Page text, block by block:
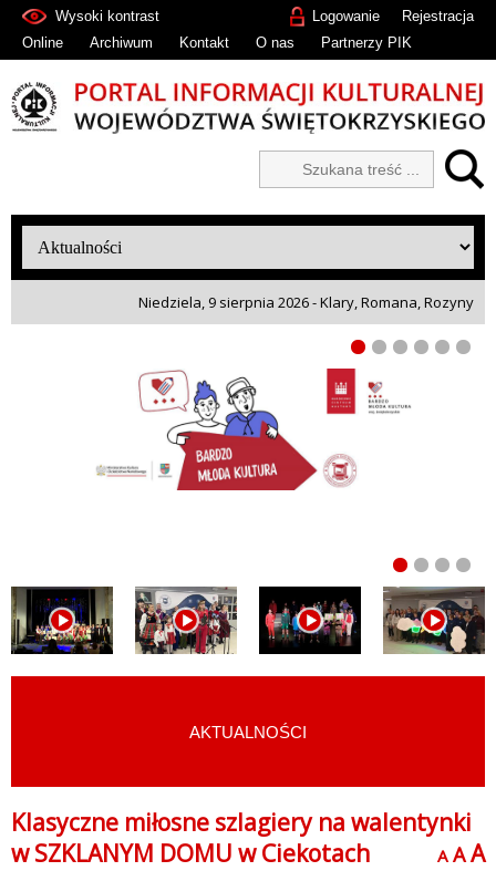
Rejestracja
Logowanie
Wysoki kontrast
Online
Archiwum Kontakt O nas Partnerzy PIK
Niedziela, 9 sierpnia 2026 - Klary, Romana, Rozyny
AKTUALNOŚCI
Klasyczne miłosne szlagiery na walentynki
w SZKLANYM DOMU w Ciekotach
A A A